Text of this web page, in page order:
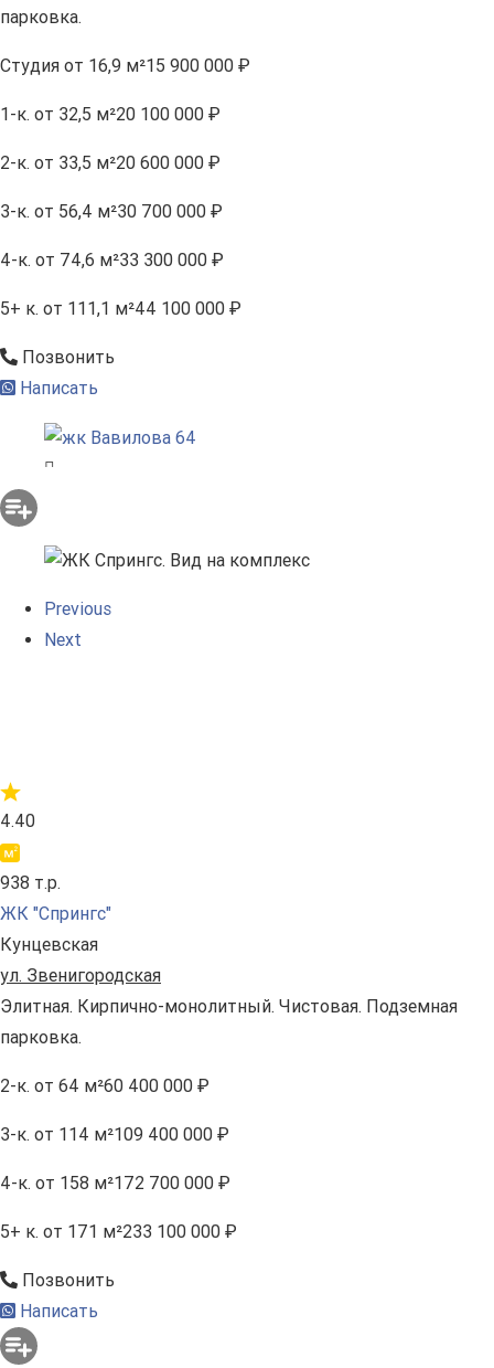
парковка.
Студия от 16,9 м²15 900 000 ₽
1-к. от 32,5 м²20 100 000 ₽
2-к. от 33,5 м²20 600 000 ₽
3-к. от 56,4 м²30 700 000 ₽
4-к. от 74,6 м²33 300 000 ₽
5+ к. от 111,1 м²44 100 000 ₽
Позвонить
Написать
Previous
Next
4.40
938 т.р.
ЖК "Спрингс"
Кунцевская
ул. Звенигородская
Элитная. Кирпично-монолитный. Чистовая. Подземная
парковка.
2-к. от 64 м²60 400 000 ₽
3-к. от 114 м²109 400 000 ₽
4-к. от 158 м²172 700 000 ₽
5+ к. от 171 м²233 100 000 ₽
Позвонить
Написать